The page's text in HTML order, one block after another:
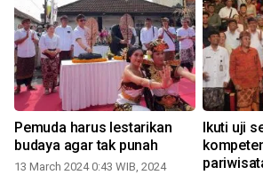
Pemuda harus lestarikan
budaya agar tak punah
13 March 2024 0:43 WIB, 2024
Ikuti uji